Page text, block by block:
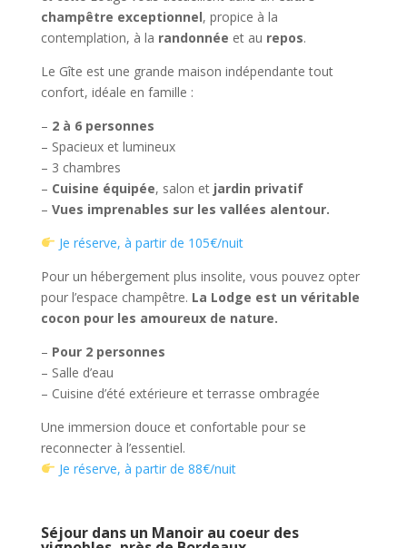
champêtre exceptionnel, propice à la
contemplation, à la randonnée et au repos.
Le Gîte est une grande maison indépendante tout
confort, idéale en famille :
– 2 à 6 personnes
– Spacieux et lumineux
– 3 chambres
– Cuisine équipée, salon et jardin privatif
– Vues imprenables sur les vallées alentour.
Je réserve, à partir de 105€/nuit
Pour un hébergement plus insolite, vous pouvez opter
pour l’espace champêtre. La Lodge est un véritable
cocon pour les amoureux de nature.
– Pour 2 personnes
– Salle d’eau
– Cuisine d’été extérieure et terrasse ombragée
Une immersion douce et confortable pour se
reconnecter à l’essentiel.
Je réserve, à partir de 88€/nuit
Séjour dans un Manoir au coeur des